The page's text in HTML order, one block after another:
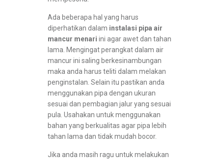
Ada beberapa hal yang harus
diperhatikan dalam instalasi pipa air
mancur menari ini agar awet dan tahan
lama. Mengingat perangkat dalam air
mancur ini saling berkesinambungan
maka anda harus teliti dalam melakan
penginstalan. Selain itu pastikan anda
menggunakan pipa dengan ukuran
sesuai dan pembagian jalur yang sesuai
pula. Usahakan untuk menggunakan
bahan yang berkualitas agar pipa lebih
tahan lama dan tidak mudah bocor.
Jika anda masih ragu untuk melakukan